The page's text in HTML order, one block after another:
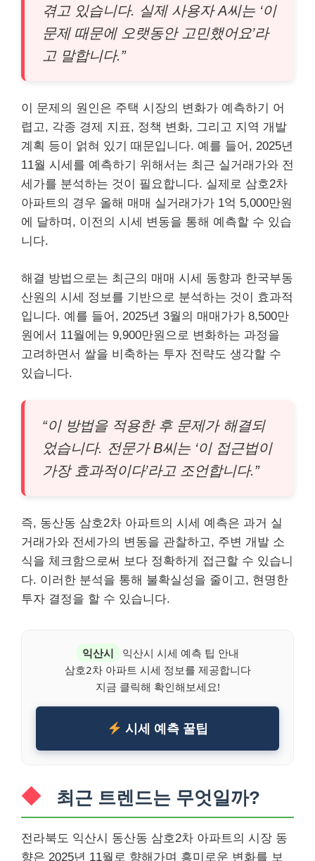
겪고 있습니다. 실제 사용자 A씨는 ‘이
문제 때문에 오랫동안 고민했어요’라
고 말합니다.”
이 문제의 원인은 주택 시장의 변화가 예측하기 어
렵고, 각종 경제 지표, 정책 변화, 그리고 지역 개발
계획 등이 얽혀 있기 때문입니다. 예를 들어, 2025년
11월 시세를 예측하기 위해서는 최근 실거래가와 전
세가를 분석하는 것이 필요합니다. 실제로 삼호2차
아파트의 경우 올해 매매 실거래가가 1억 5,000만원
에 달하며, 이전의 시세 변동을 통해 예측할 수 있습
니다.
해결 방법으로는 최근의 매매 시세 동향과 한국부동
산원의 시세 정보를 기반으로 분석하는 것이 효과적
입니다. 예를 들어, 2025년 3월의 매매가가 8,500만
원에서 11월에는 9,900만원으로 변화하는 과정을
고려하면서 쌀을 비축하는 투자 전략도 생각할 수
있습니다.
“이 방법을 적용한 후 문제가 해결되
었습니다. 전문가 B씨는 ‘이 접근법이
가장 효과적이다’라고 조언합니다.”
즉, 동산동 삼호2차 아파트의 시세 예측은 과거 실
거래가와 전세가의 변동을 관찰하고, 주변 개발 소
식을 체크함으로써 보다 정확하게 접근할 수 있습니
다. 이러한 분석을 통해 불확실성을 줄이고, 현명한
투자 결정을 할 수 있습니다.
익산시
익산시 시세 예측 팁 안내
삼호2차 아파트 시세 정보를 제공합니다
지금 클릭해 확인해보세요!
시세 예측 꿀팁
최근 트렌드는 무엇일까?
전라북도 익산시 동산동 삼호2차 아파트의 시장 동
향은 2025년 11월로 향해가며 흥미로운 변화를 보